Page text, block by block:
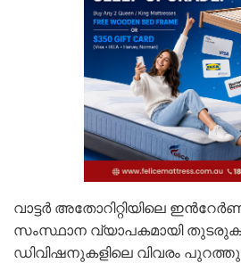
വാട്ടര്‍ അതോറിറ്റിയിലെ
സംസ്ഥാന വ്യാപകമായി
ഡിവിഷനുകളിലെ വിവരം